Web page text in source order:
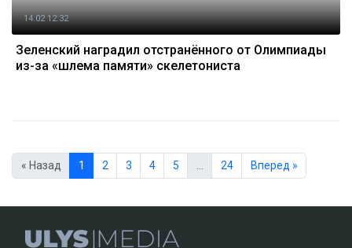
14.02 12:32
Зеленский наградил отстранённого от Олимпиады
из-за «шлема памяти» скелетониста
« Назад 1 2 3 4 5 … 24 Вперед »